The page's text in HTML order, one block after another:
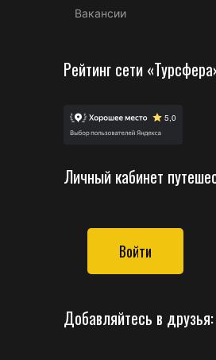
Вакансии
Рейтинг сети
Личный кабинет
Войти
Добавляйтесь в друзья: